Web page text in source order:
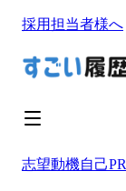
採用担当者様へ
志望動機自己PR